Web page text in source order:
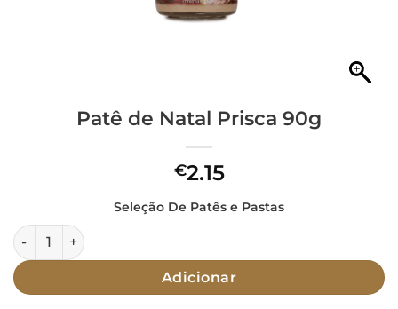
Patê de Natal Prisca 90g
€2.15
Seleção De Patês e Pastas
Quantidade de Patê de Natal Prisca 90g
Adicionar